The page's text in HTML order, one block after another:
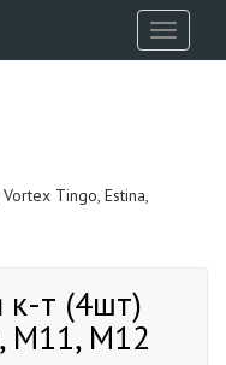
Toggle
к-т (4шт)
M11, M12